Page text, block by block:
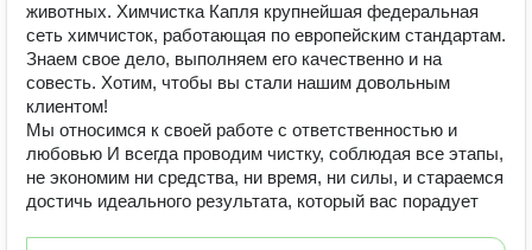
животных. Химчистка Капля крупнейшая федеральная
сеть химчисток, работающая по европейским стандартам.
Знаем свое дело, выполняем его качественно и на
совесть. Хотим, чтобы вы стали нашим довольным
клиентом!
Мы относимся к своей работе с ответственностью и
любовью И всегда проводим чистку, соблюдая все этапы,
не экономим ни средства, ни время, ни силы, и стараемся
достичь идеального результата, который вас порадует